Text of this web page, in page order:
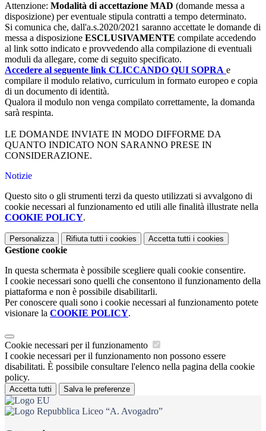
Attenzione: Modalità di accettazione MAD (domande messa a
disposizione) per eventuale stipula contratti a tempo determinato.
Si comunica che, dall'a.s.2020/2021 saranno accettate le domande di
messa a disposizione ESCLUSIVAMENTE compilate accedendo
al link sotto indicato e provvedendo alla compilazione di eventuali
moduli da allegare, come di seguito specificato.
Accedere al seguente link CLICCANDO QUI SOPRA e
compilare il modulo relativo, curriculum in formato europeo e copia
di un documento di identità.
Qualora il modulo non venga compilato correttamente, la domanda
sarà respinta.
LE DOMANDE INVIATE IN MODO DIFFORME DA
QUANTO INDICATO NON SARANNO PRESE IN
CONSIDERAZIONE.
Notizie
Questo sito o gli strumenti terzi da questo utilizzati si avvalgono di
cookie necessari al funzionamento ed utili alle finalità illustrate nella
COOKIE POLICY.
Personalizza Rifiuta tutti i cookies Accetta tutti i cookies
Gestione cookie
In questa schermata è possibile scegliere quali cookie consentire.
I cookie necessari sono quelli che consentono il funzionamento della
piattaforma e non è possibile disabilitarli.
Per conoscere quali sono i cookie necessari al funzionamento potete
visionare la COOKIE POLICY.
Cookie necessari per il funzionamento
I cookie necessari per il funzionamento non possono essere
disabilitati. È possibile consultare l'elenco nella pagina della cookie
policy.
Accetta tutti Salva le preferenze
Liceo “A. Avogadro”